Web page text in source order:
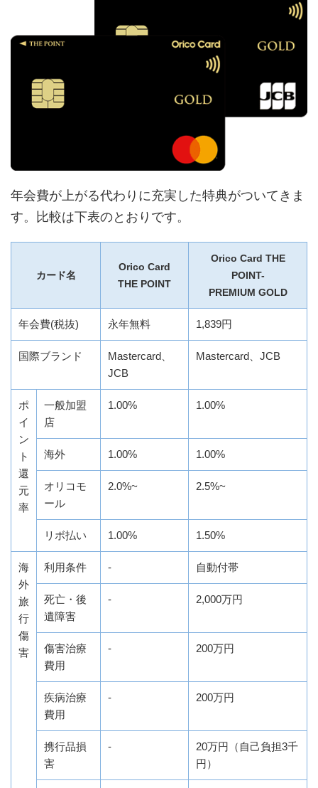
年会費が上がる代わりに充実した特典がついてきま
す。比較は下表のとおりです。
カード名
Orico Card
THE POINT
Orico Card THE
POINT-
PREMIUM GOLD
年会費(税抜) 永年無料 1,839円
国際ブランド
Mastercard、
JCB
Mastercard、JCB
ポ
イ
ン
ト
還
元
率
一般加盟
店
1.00% 1.00%
海外 1.00% 1.00%
オリコモ
ール
2.0%~ 2.5%~
リボ払い 1.00% 1.50%
海
外
旅
行
傷
害
利用条件 - 自動付帯
死亡・後
遺障害
- 2,000万円
傷害治療
費用
- 200万円
疾病治療
費用
- 200万円
携行品損
害
-
20万円（自己負担3千
円）